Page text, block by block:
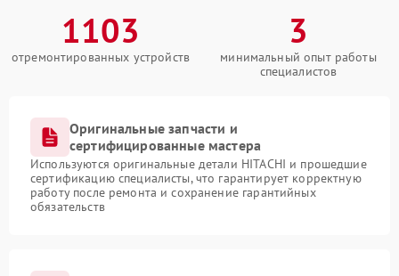
1103
отремонтированных устройств
3
минимальный опыт работы
специалистов
Оригинальные запчасти и
сертифицированные мастера
Используются оригинальные детали HITACHI и прошедшие
сертификацию специалисты, что гарантирует корректную
работу после ремонта и сохранение гарантийных
обязательств